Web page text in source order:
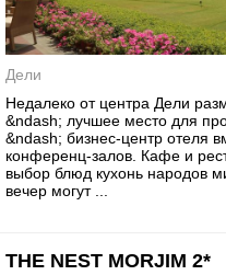
Дели
Недалеко от центра Дели
&ndash; лучшее место для
&ndash; бизнес-центр отеля
конференц-залов. Кафе и
выбор блюд кухонь народов
вечер могут ...
THE NEST MORJIM 2*